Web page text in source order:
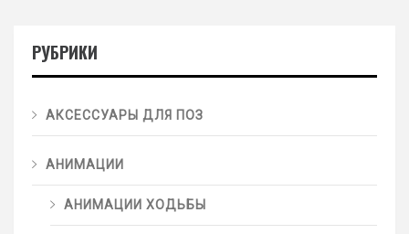
РУБРИКИ
АКСЕССУАРЫ ДЛЯ ПОЗ
АНИМАЦИИ
АНИМАЦИИ ХОДЬБЫ